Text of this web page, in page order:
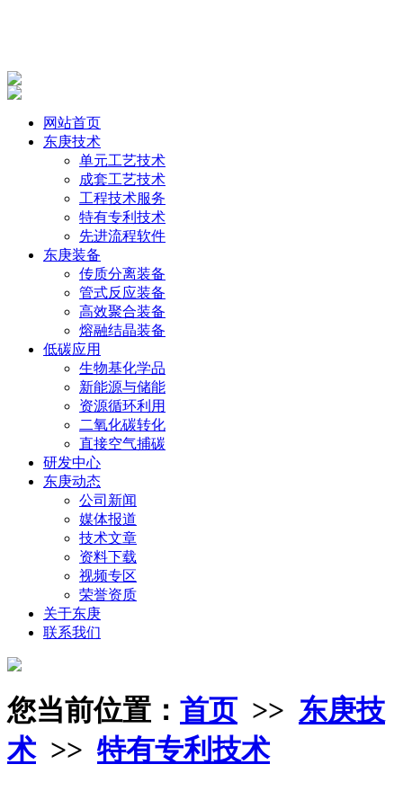
网站首页
东庚技术
单元工艺技术
成套工艺技术
工程技术服务
特有专利技术
先进流程软件
东庚装备
传质分离装备
管式反应装备
高效聚合装备
熔融结晶装备
低碳应用
生物基化学品
新能源与储能
资源循环利用
二氧化碳转化
直接空气捕碳
研发中心
东庚动态
公司新闻
媒体报道
技术文章
资料下载
视频专区
荣誉资质
关于东庚
联系我们
您当前位置： 首页 >> 东庚技
术>> 特有专利技术